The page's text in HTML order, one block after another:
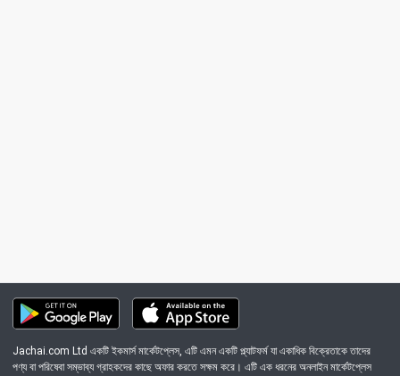
Jachai.com Ltd একটি ইকমার্স মার্কেটপ্লেস, এটি এমন একটি প্ল্যাটফর্ম যা একাধিক বিক্রেতাকে তাদের
পণ্য বা পরিষেবা সম্ভাব্য গ্রাহকদের কাছে অফার করতে সক্ষম করে। এটি এক ধরনের অনলাইন মার্কেটপ্লেস